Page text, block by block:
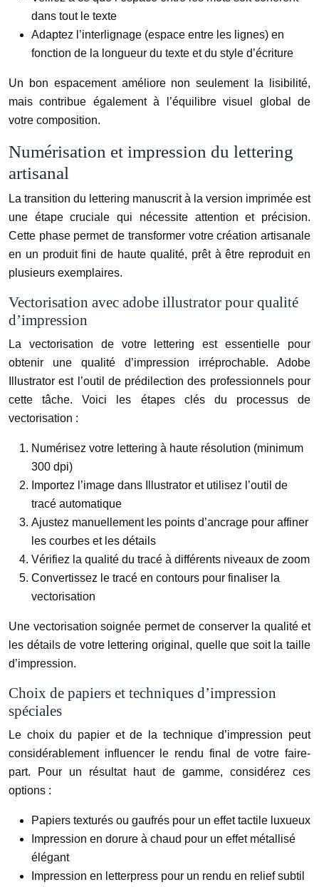
dans tout le texte
Adaptez l’interlignage (espace entre les lignes) en
fonction de la longueur du texte et du style d’écriture
Un bon espacement améliore non seulement la lisibilité,
mais contribue également à l’équilibre visuel global de
votre composition.
Numérisation et impression du lettering
artisanal
La transition du lettering manuscrit à la version imprimée est
une étape cruciale qui nécessite attention et précision.
Cette phase permet de transformer votre création artisanale
en un produit fini de haute qualité, prêt à être reproduit en
plusieurs exemplaires.
Vectorisation avec adobe illustrator pour qualité
d’impression
La vectorisation de votre lettering est essentielle pour
obtenir une qualité d’impression irréprochable. Adobe
Illustrator est l’outil de prédilection des professionnels pour
cette tâche. Voici les étapes clés du processus de
vectorisation :
Numérisez votre lettering à haute résolution (minimum
300 dpi)
Importez l’image dans Illustrator et utilisez l’outil de
tracé automatique
Ajustez manuellement les points d’ancrage pour affiner
les courbes et les détails
Vérifiez la qualité du tracé à différents niveaux de zoom
Convertissez le tracé en contours pour finaliser la
vectorisation
Une vectorisation soignée permet de conserver la qualité et
les détails de votre lettering original, quelle que soit la taille
d’impression.
Choix de papiers et techniques d’impression
spéciales
Le choix du papier et de la technique d’impression peut
considérablement influencer le rendu final de votre faire-
part. Pour un résultat haut de gamme, considérez ces
options :
Papiers texturés ou gaufrés pour un effet tactile luxueux
Impression en dorure à chaud pour un effet métallisé
élégant
Impression en letterpress pour un rendu en relief subtil